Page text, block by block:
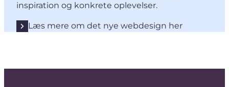
inspiration og konkrete oplevelser.
Læs mere om det nye webdesign her